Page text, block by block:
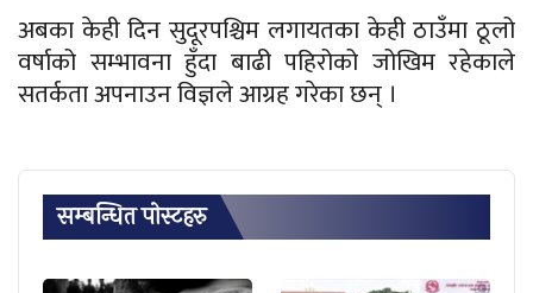
अबका केही दिन सुदूरपश्चिम लगायतका केही ठाउँमा ठूलो
वर्षाको सम्भावना हुँदा बाढी पहिरोको जोखिम रहेकाले
सतर्कता अपनाउन विज्ञले आग्रह गरेका छन् ।
सम्बन्धित पाेस्टहरु